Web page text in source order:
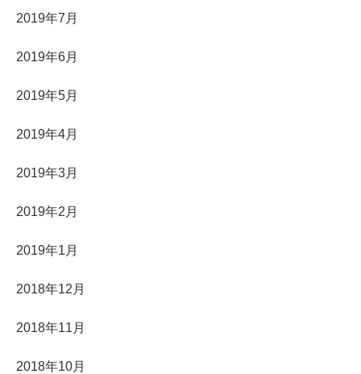
2019年7月
2019年6月
2019年5月
2019年4月
2019年3月
2019年2月
2019年1月
2018年12月
2018年11月
2018年10月